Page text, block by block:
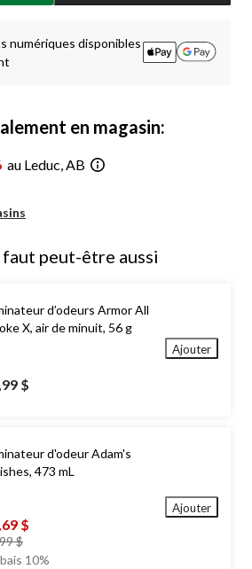
numériques disponibles
en magasin:
au Leduc, AB
faut peut-être aussi
d’odeurs Armor All
X, air de minuit, 56 g
$
Ajouter
d'odeur Adam's
473 mL
$
$prix
était
10%
Ajouter